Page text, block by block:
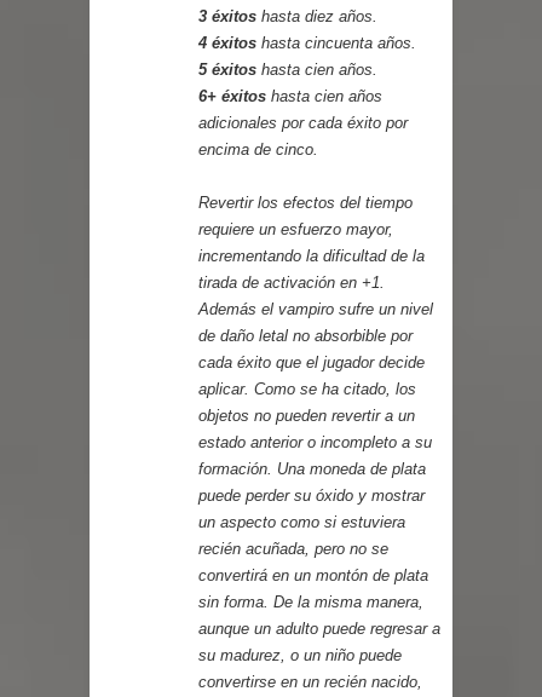
3 éxitos hasta diez años.
4 éxitos hasta cincuenta años.
5 éxitos hasta cien años.
6+ éxitos hasta cien años
adicionales por cada éxito por
encima de cinco.
Revertir los efectos del tiempo
requiere un esfuerzo mayor,
incrementando la dificultad de la
tirada de activación en +1.
Además el vampiro sufre un nivel
de daño letal no absorbible por
cada éxito que el jugador decide
aplicar. Como se ha citado, los
objetos no pueden revertir a un
estado anterior o incompleto a su
formación. Una moneda de plata
puede perder su óxido y mostrar
un aspecto como si estuviera
recién acuñada, pero no se
convertirá en un montón de plata
sin forma. De la misma manera,
aunque un adulto puede regresar a
su madurez, o un niño puede
convertirse en un recién nacido,